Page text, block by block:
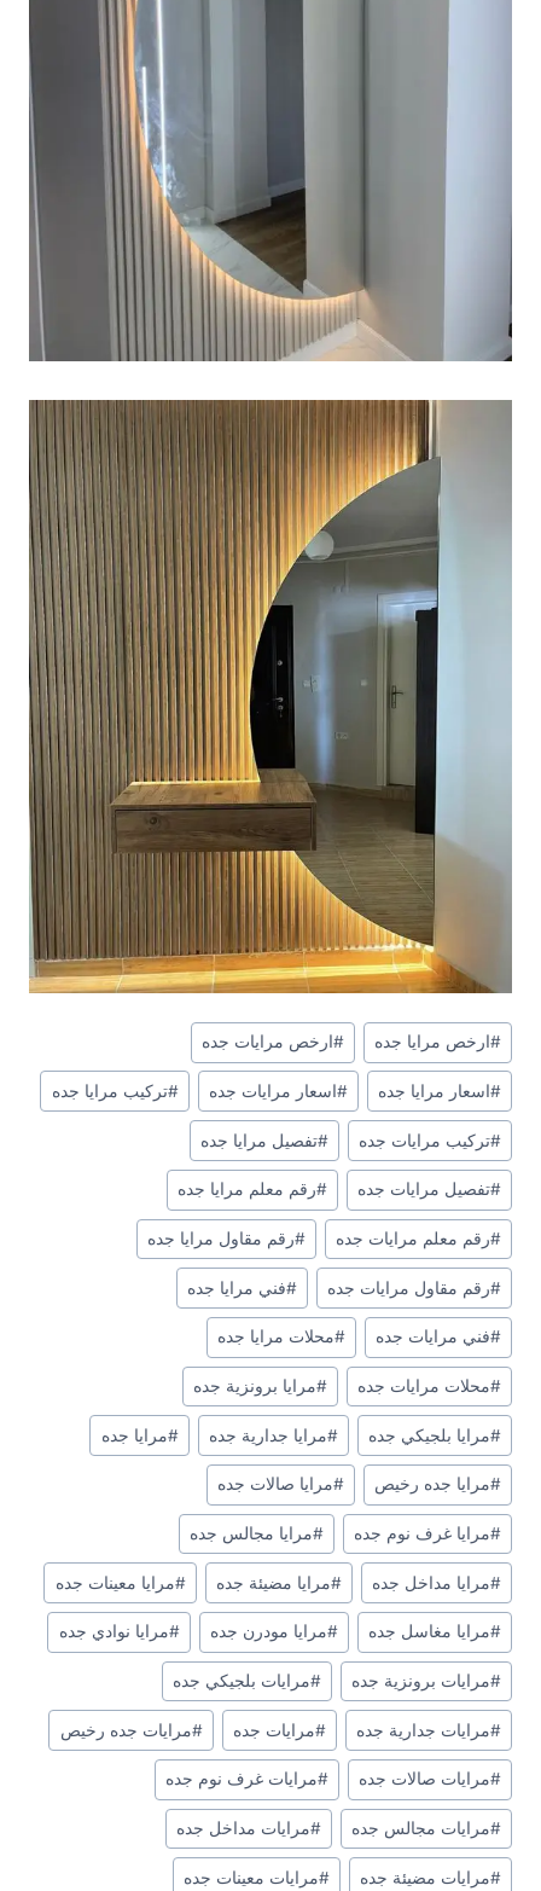
وسوم
المقال:
#ارخص مرايا جده #ارخص مرايات جده
#اسعار مرايا جده #اسعار مرايات جده #تركيب مرايا جده
#تركيب مرايات جده #تفصيل مرايا جده
#تفصيل مرايات جده #رقم معلم مرايا جده
#رقم معلم مرايات جده #رقم مقاول مرايا جده
#رقم مقاول مرايات جده #فني مرايا جده
#فني مرايات جده #محلات مرايا جده
#محلات مرايات جده #مرايا برونزية جده
#مرايا بلجيكي جده #مرايا جدارية جده #مرايا جده
#مرايا جده رخيص #مرايا صالات جده
#مرايا غرف نوم جده #مرايا مجالس جده
#مرايا مداخل جده #مرايا مضيئة جده #مرايا معينات جده
#مرايا مغاسل جده #مرايا مودرن جده #مرايا نوادي جده
#مرايات برونزية جده #مرايات بلجيكي جده
#مرايات جدارية جده #مرايات جده #مرايات جده رخيص
#مرايات صالات جده #مرايات غرف نوم جده
#مرايات مجالس جده #مرايات مداخل جده
#مرايات مضيئة جده #مرايات معينات جده